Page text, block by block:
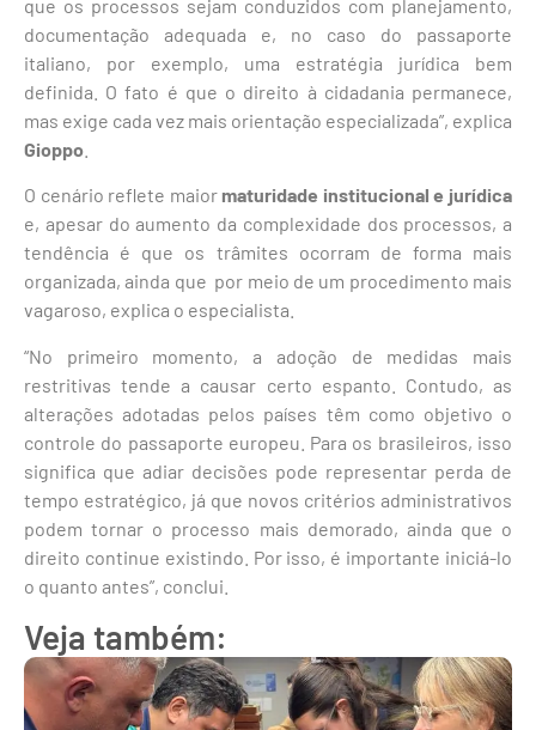
que os processos sejam conduzidos com planejamento,
documentação adequada e, no caso do passaporte
italiano, por exemplo, uma estratégia jurídica bem
definida. O fato é que o direito à cidadania permanece,
mas exige cada vez mais orientação especializada”, explica
Gioppo
O cenário reflete maior maturidade institucional e jurídica
e, apesar do aumento da complexidade dos processos, a
tendência é que os trâmites ocorram de forma mais
organizada, ainda que por meio de um procedimento mais
vagaroso, explica o especialista.
“No primeiro momento, a adoção de medidas mais
restritivas tende a causar certo espanto. Contudo, as
alterações adotadas pelos países têm como objetivo o
controle do passaporte europeu. Para os brasileiros, isso
significa que adiar decisões pode representar perda de
tempo estratégico, já que novos critérios administrativos
podem tornar o processo mais demorado, ainda que o
direito continue existindo. Por isso, é importante iniciá-lo
o quanto antes”, conclui.
Veja também: